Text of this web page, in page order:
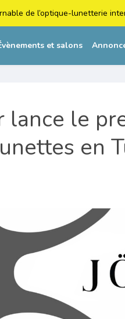
de l’optique-lunetterie
et salons
lance le
en